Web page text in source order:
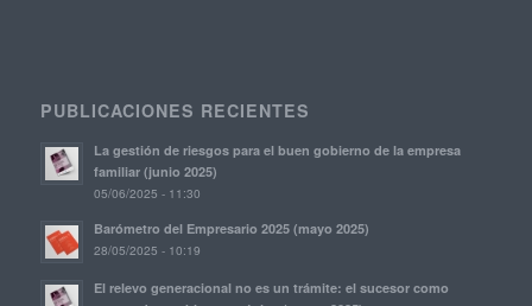
PUBLICACIONES RECIENTES
La gestión de riesgos para el buen gobierno de la empresa
familiar (junio 2025)
05/06/2025 - 11:30
Barómetro del Empresario 2025 (mayo 2025)
28/05/2025 - 10:19
El relevo generacional no es un trámite: el sucesor como